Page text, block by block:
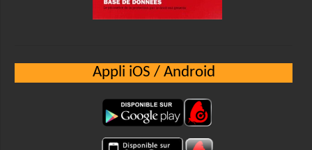
Appli iOS / Android